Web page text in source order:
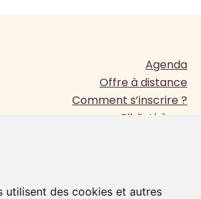
utilisent des cookies et autres
Agenda
Offre à distance
Comment s’inscrire ?
Bibliothèque
Mentions légales